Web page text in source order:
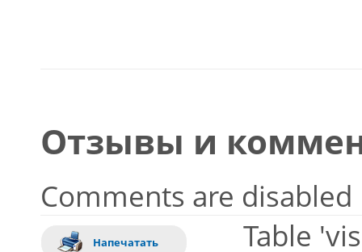
Отзывы и
Comments are disabled
Напечатать Table